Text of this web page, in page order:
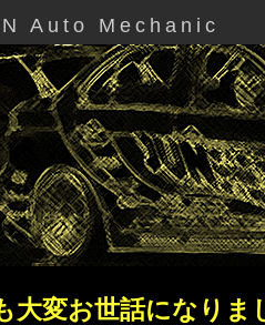
Auto Mechanic
大変お世話になりま